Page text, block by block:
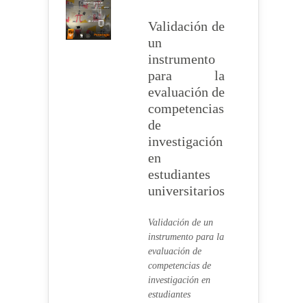
Validación de
un
instrumento
para la
evaluación de
competencias
de
investigación
en
estudiantes
universitarios
Validación de un
instrumento para la
evaluación de
competencias de
investigación en
estudiantes